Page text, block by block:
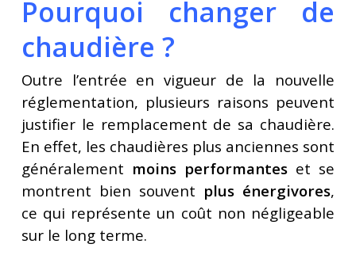
Pourquoi changer de
chaudière ?
Outre l’entrée en vigueur de la nouvelle
réglementation, plusieurs raisons peuvent
justifier le remplacement de sa chaudière.
En effet, les chaudières plus anciennes sont
généralement moins performantes et se
montrent bien souvent plus énergivores,
ce qui représente un coût non négligeable
sur le long terme.